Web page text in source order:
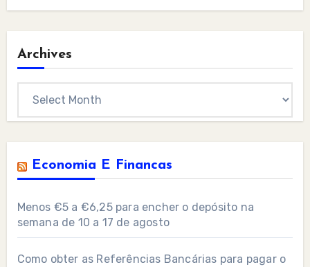
Archives
Economia E Financas
Menos €5 a €6,25 para encher o depósito na
semana de 10 a 17 de agosto
Como obter as Referências Bancárias para pagar o